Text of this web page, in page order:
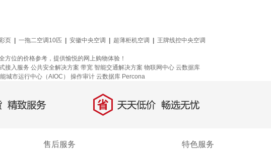
页 一拖二空调10匹 安徽中央空调 超薄柜机空调
王牌线控中央空调
位的价格参考，提供愉悦的网上购物体验！
接入服务 公共安全解决方案 带宽 智能交通解决方案 物联网中心 云数据库
城市运行中心（AIOC） 操作审计 云数据库 Percona
致服务 省 天天低价，畅选无忧
售后服务 特色服务